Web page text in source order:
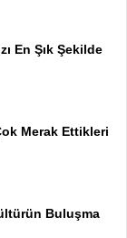
En Şık Şekilde
Merak Ettikleri
Buluşma